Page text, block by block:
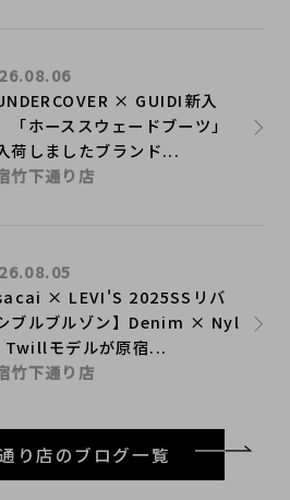
× GUIDI新入
「ホーススウェードブーツ」
荷しましたブランド...
竹下通り店
sacai × LEVI'S 2025SSリバ
ブルブルゾン】Denim × Nyl
モデルが原宿...
竹下通り店
り店のブログ一覧